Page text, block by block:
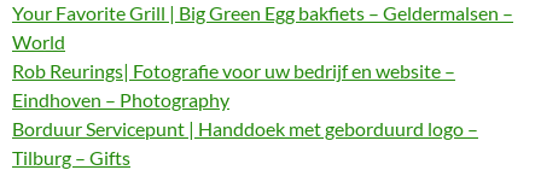
Your Favorite Grill | Big Green Egg bakfiets – Geldermalsen –
World
Rob Reurings| Fotografie voor uw bedrijf en website –
Eindhoven – Photography
Borduur Servicepunt | Handdoek met geborduurd logo –
Tilburg – Gifts